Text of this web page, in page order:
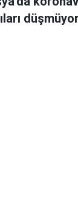
düşmüyor